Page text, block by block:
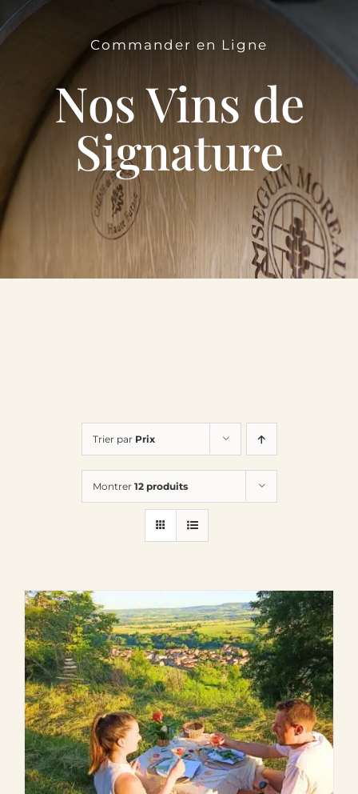
Le Domaine
Œnotourisme
Acheter en ligne
Actualités
Contactez-nous
Commander en Ligne
Nos Vins de
Signature
Trier par Prix
Montrer 12 produits